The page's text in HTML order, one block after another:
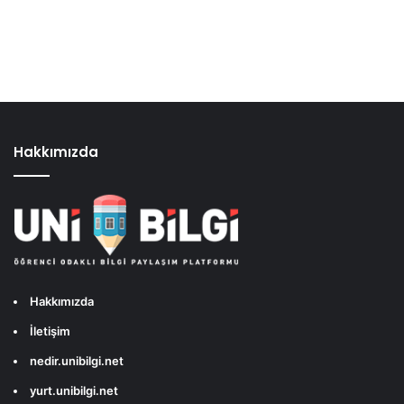
Hakkımızda
Hakkımızda
İletişim
nedir.unibilgi.net
yurt.unibilgi.net